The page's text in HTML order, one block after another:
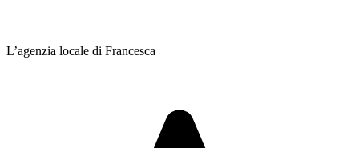
L’agenzia locale di Francesca